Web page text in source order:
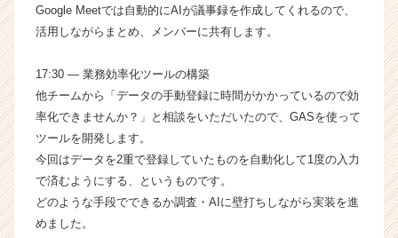
e
e
Google Meetでは自動的にAIが議事録を作成してくれるので、
活用しながらまとめ、メンバーに共有します。
17:30 ― 業務効率化ツールの構築
他チームから「データの手動登録に時間がかかっているので効
率化できませんか？」と相談をいただいたので、GASを使って
ツールを開発します。
今回はデータを2重で登録していたものを自動化して1度の入力
で済むようにする、というものです。
どのような手段でできるか調査・AIに壁打ちしながら実装を進
めました。